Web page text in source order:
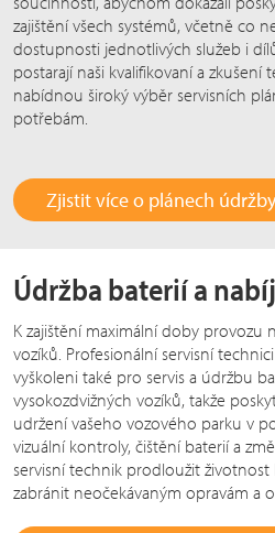
zajištění všech systémů, včetně co
dostupnosti jednotlivých služeb i
postarají naši kvalifikovaní a zkušení
nabídnou široký výběr servisních
potřebám.
Zjistit více o plánech
Údržba baterií a
K zajištění maximální doby provozu
vozíků. Profesionální servisní
vyškoleni také pro servis a údržbu
vysokozdvižných vozíků, takže
udržení vašeho vozového parku v
vizuální kontroly, čištění baterií a
servisní technik prodloužit životnost
zabránit neočekávaným opravám a